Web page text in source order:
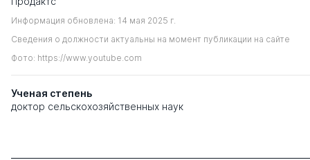
Информация обновлена: 14 мая 2025 г.
Сведения о должности актуальны на момент публикации на сайте
Фото: https://www.youtube.com
Ученая степень
доктор сельскохозяйственных наук